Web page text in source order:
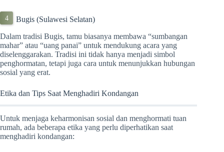
Bugis (Sulawesi Selatan)
Dalam tradisi Bugis, tamu biasanya membawa “sumbangan
mahar” atau “uang panai” untuk mendukung acara yang
diselenggarakan. Tradisi ini tidak hanya menjadi simbol
penghormatan, tetapi juga cara untuk menunjukkan hubungan
sosial yang erat.
Etika dan Tips Saat Menghadiri Kondangan
Untuk menjaga keharmonisan sosial dan menghormati tuan
rumah, ada beberapa etika yang perlu diperhatikan saat
menghadiri kondangan: